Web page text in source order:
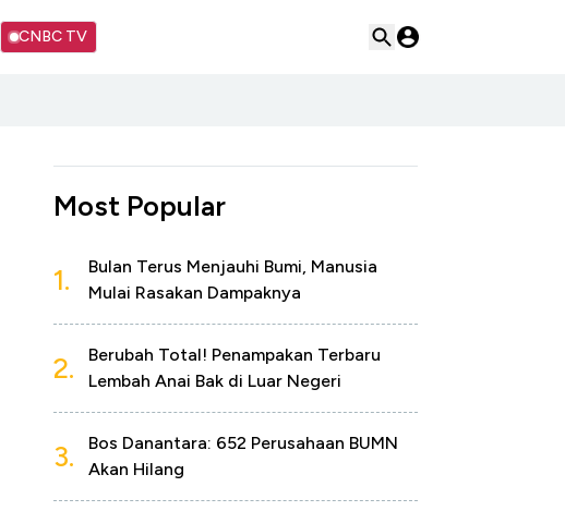
CNBC TV
Most Popular
1.
Bulan Terus Menjauhi Bumi, Manusia
Mulai Rasakan Dampaknya
2.
Berubah Total! Penampakan Terbaru
Lembah Anai Bak di Luar Negeri
3.
Bos Danantara: 652 Perusahaan BUMN
Akan Hilang